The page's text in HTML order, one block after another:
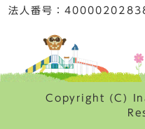
法人番号：
Copyright (C)